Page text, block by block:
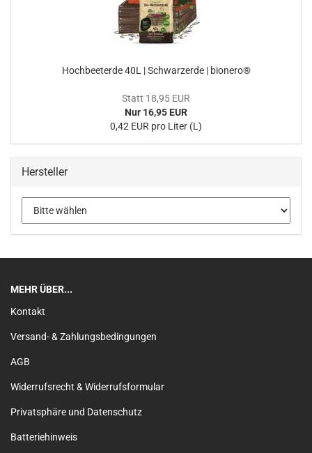
Hochbeeterde 40L | Schwarzerde | bionero®
Statt 18,95 EUR
Nur 16,95 EUR
0,42 EUR pro Liter (L)
Hersteller
MEHR ÜBER...
Kontakt
Versand- & Zahlungsbedingungen
AGB
Widerrufsrecht & Widerrufsformular
Privatsphäre und Datenschutz
Batteriehinweis